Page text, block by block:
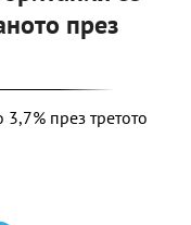
през
през третото